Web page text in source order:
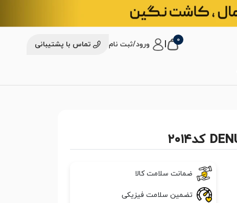
0 ورود/ثبت نام تماس با پشتیبانی
ضمانت سلامت کالا
تضمین سلامت فیزیکی